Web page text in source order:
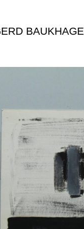
BAUKHAGE